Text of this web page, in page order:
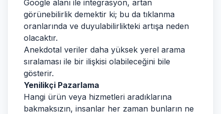
Google alanı ile integrasyon, artan
görünebilirlik demektir ki; bu da tıklanma
oranlarında ve duyulabilirlikteki artışa neden
olacaktır.
Anekdotal veriler daha yüksek yerel arama
sıralaması ile bir ilişkisi olabileceğini bile
gösterir.
Yenilikçi Pazarlama
Hangi ürün veya hizmetleri aradıklarına
bakmaksızın, insanlar her zaman bunların ne